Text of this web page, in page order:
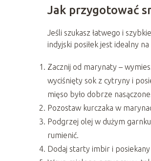
Jak przygotować
Jeśli szukasz łatwego i
indyjski posiłek jest idealny
Zacznij od marynaty –
wyciśnięty sok z cytryny i
mięso było dobrze
Pozostaw kurczaka w
Podgrzej olej w dużym
rumienić.
Dodaj starty imbir i